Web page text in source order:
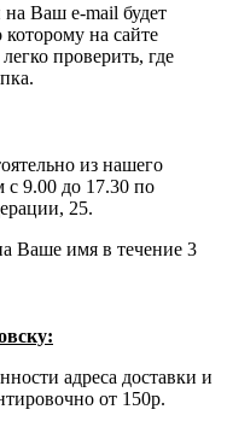
Ваш e-mail будет
на сайте
проверить, где
из нашего
с 9.00 до 17.30 по
25.
Ваше имя в течение 3
адреса доставки и
от 150р.